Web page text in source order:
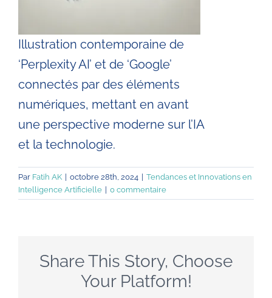
Illustration contemporaine de
‘Perplexity AI’ et de ‘Google’
connectés par des éléments
numériques, mettant en avant
une perspective moderne sur l’IA
et la technologie.
Par Fatih AK | octobre 28th, 2024 | Tendances et Innovations en
Intelligence Artificielle | 0 commentaire
Share This Story, Choose
Your Platform!